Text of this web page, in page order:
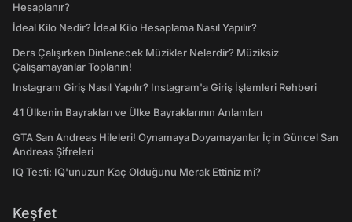
Hesaplanır?
İdeal Kilo Nedir? İdeal Kilo Hesaplama Nasıl Yapılır?
Ders Çalışırken Dinlenecek Müzikler Nelerdir? Müziksiz
Çalışamayanlar Toplanın!
Instagram Giriş Nasıl Yapılır? Instagram'a Giriş İşlemleri Rehberi
41 Ülkenin Bayrakları ve Ülke Bayraklarının Anlamları
GTA San Andreas Hileleri! Oynamaya Doyamayanlar İçin Güncel San
Andreas Şifreleri
IQ Testi: IQ'unuzun Kaç Olduğunu Merak Ettiniz mi?
Keşfet